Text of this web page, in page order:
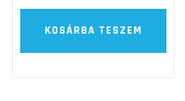
KOSÁRBA TESZEM